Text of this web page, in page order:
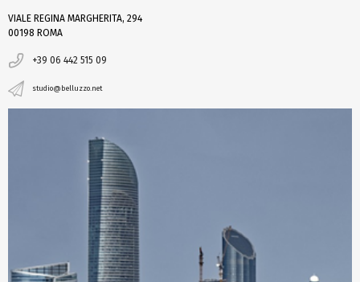
VIALE REGINA MARGHERITA, 294
00198 ROMA
+39 06 442 515 09
studio@belluzzo.net